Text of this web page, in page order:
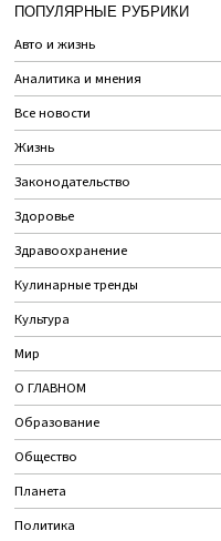
ПОПУЛЯРНЫЕ РУБРИКИ
Авто и жизнь
Аналитика и мнения
Все новости
Жизнь
Законодательство
Здоровье
Здравоохранение
Кулинарные тренды
Культура
Мир
О ГЛАВНОМ
Образование
Общество
Планета
Политика